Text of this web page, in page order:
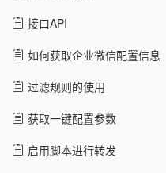
接口API
如何获取企业微信配置信息
过滤规则的使用
获取一键配置参数
启用脚本进行转发